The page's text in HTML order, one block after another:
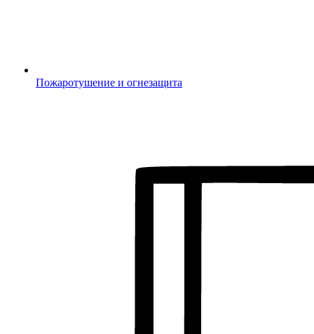
Пожаротушение и огнезащита